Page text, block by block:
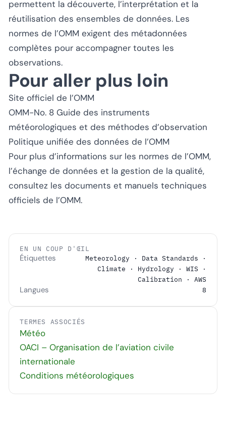
permettent la découverte, l’interprétation et la
réutilisation des ensembles de données. Les
normes de l’OMM exigent des métadonnées
complètes pour accompagner toutes les
observations.
Pour aller plus loin
Site officiel de l’OMM
OMM-No. 8 Guide des instruments
météorologiques et des méthodes d’observation
Politique unifiée des données de l’OMM
Pour plus d’informations sur les normes de l’OMM,
l’échange de données et la gestion de la qualité,
consultez les documents et manuels techniques
officiels de l’OMM.
EN UN COUP D'ŒIL
Étiquettes
Meteorology · Data Standards ·
Climate · Hydrology · WIS ·
Calibration · AWS
Langues 8
TERMES ASSOCIÉS
Météo
OACI – Organisation de l’aviation civile
internationale
Conditions météorologiques